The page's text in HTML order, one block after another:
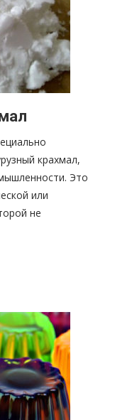
крахмал,
Это
или
не